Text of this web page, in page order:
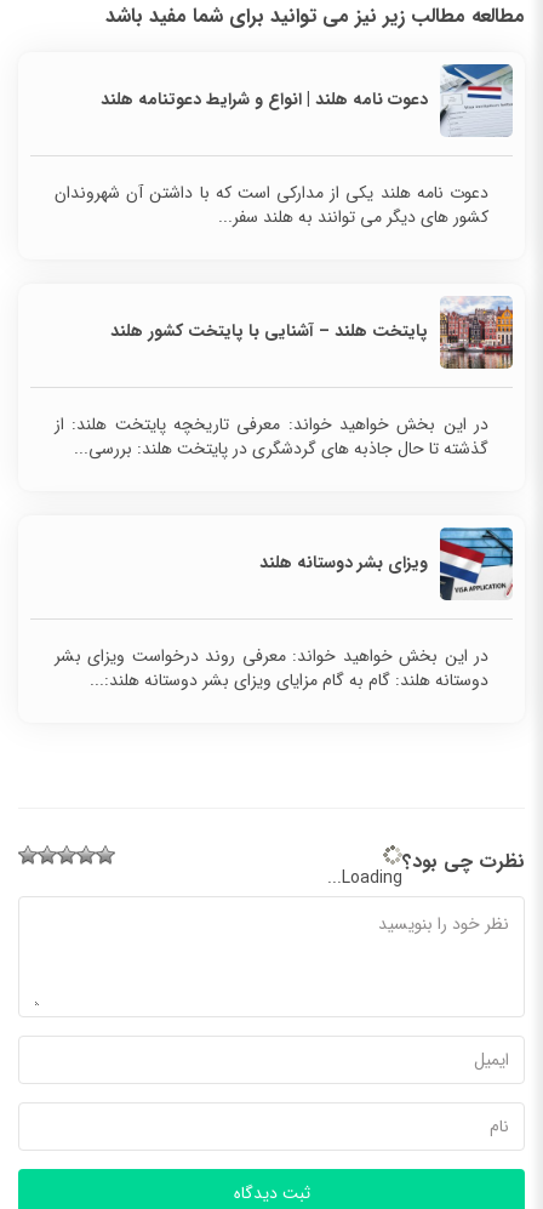
مطالعه مطالب زیر نیز می توانید برای شما مفید باشد
دعوت نامه هلند | انواع و شرایط دعوتنامه هلند
دعوت نامه هلند یکی از مدارکی است که با داشتن آن شهروندان
کشور های دیگر می توانند به هلند سفر...
پایتخت هلند – آشنایی با پایتخت کشور هلند
در این بخش خواهید خواند: معرفی تاریخچه پایتخت هلند: از
گذشته تا حال جاذبه های گردشگری در پایتخت هلند: بررسی...
ویزای بشر دوستانه هلند
در این بخش خواهید خواند: معرفی روند درخواست ویزای بشر
دوستانه هلند: گام به گام مزایای ویزای بشر دوستانه هلند:...
نظرت چی بود؟
Loading...
ثبت دیدگاه